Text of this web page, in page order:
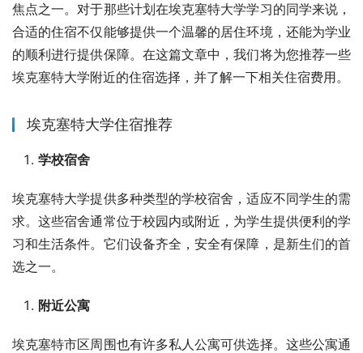
焦点之一。对于那些计划在埃克塞特大学学习的同学来说，
合适的住宿不仅能够提供一个温馨的居住环境，还能为学业
的顺利进行提供保障。在这篇文章中，我们将为您推荐一些
埃克塞特大学附近的住宿选择，并了解一下相关住宿费用。
埃克塞特大学住宿推荐
学校宿舍
埃克塞特大学提供多种类型的学校宿舍，适应不同学生的需
求。这些宿舍通常位于校园内或附近，为学生提供便利的学
习和生活条件。它们设备齐全，安全有保障，是新生们的首
选之一。
附近公寓
埃克塞特市区周围也有许多私人公寓可供选择。这些公寓通